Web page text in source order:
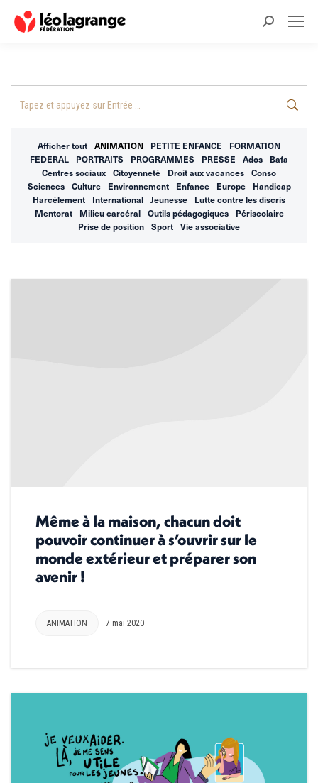
Recherche
Afficher tout ANIMATION PETITE ENFANCE
FORMATION
FEDERAL
PORTRAITS PROGRAMMES PRESSE Ados
Bafa
Centres sociaux
Citoyenneté Droit aux vacances
Conso
Sciences
Culture Environnement Enfance Europe
Handicap
Harcèlement
International Jeunesse
Lutte contre les discris
Mentorat
Milieu carcéral Outils pédagogiques
Périscolaire
Prise de position
Sport Vie associative
Même à la maison, chacun doit
pouvoir continuer à s’ouvrir sur le
monde extérieur et préparer son
avenir !
ANIMATION 7 mai 2020